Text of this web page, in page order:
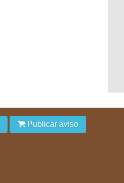
Publicar aviso